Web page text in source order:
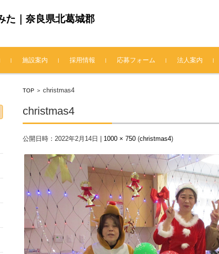
た｜奈良県北葛城郡
施設案内 採用情報 応募フォーム 法人案内
TOP >christmas4
christmas4
公開日時：2022年2月14日 1000 × 750 (christmas4)